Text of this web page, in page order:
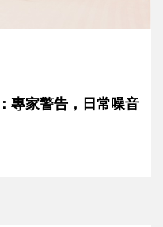
專家警告，日常噪音